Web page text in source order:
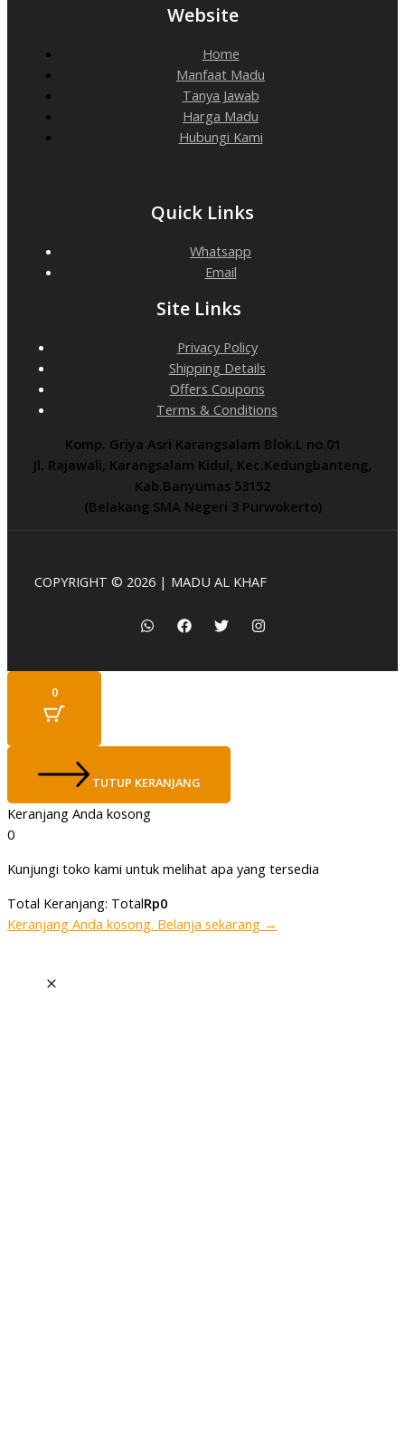
Website
Home
Manfaat Madu
Tanya Jawab
Harga Madu
Hubungi Kami
Quick Links
Whatsapp
Email
Site Links
Privacy Policy
Shipping Details
Offers Coupons
Terms & Conditions
Komp. Griya Asri Karangsalam Blok.L no.01
Jl. Rajawali, Karangsalam Kidul, Kec.Kedungbanteng,
Kab.Banyumas 53152
(Belakang SMA Negeri 3 Purwokerto)
COPYRIGHT © 2026 | MADU AL KHAF
0
TUTUP KERANJANG
Keranjang Anda kosong
0
Kunjungi toko kami untuk melihat apa yang tersedia
Total Keranjang: TotalRp0
Keranjang Anda kosong. Belanja sekarang →